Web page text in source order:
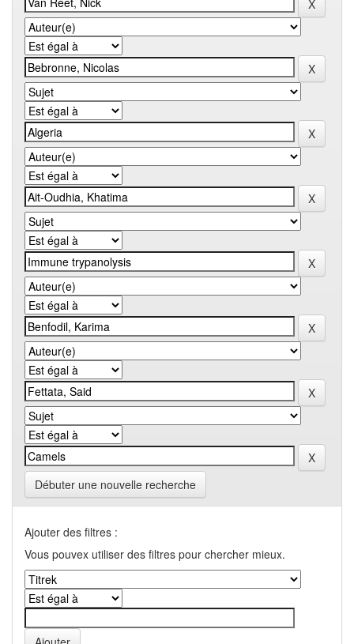
Débuter une nouvelle recherche
Ajouter des filtres :
Vous pouvex utiliser des filtres pour chercher mieux.